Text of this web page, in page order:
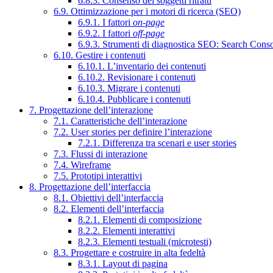
6.9. Ottimizzazione per i motori di ricerca (SEO)
6.9.1. I fattori on-page
6.9.2. I fattori off-page
6.9.3. Strumenti di diagnostica SEO: Search
6.10. Gestire i contenuti
6.10.1. L’inventario dei contenuti
6.10.2. Revisionare i contenuti
6.10.3. Migrare i contenuti
6.10.4. Pubblicare i contenuti
7. Progettazione dell’interazione
7.1. Caratteristiche dell’interazione
7.2. User stories per definire l’interazione
7.2.1. Differenza tra scenari e user stories
7.3. Flussi di interazione
7.4. Wireframe
7.5. Prototipi interattivi
8. Progettazione dell’interfaccia
8.1. Obiettivi dell’interfaccia
8.2. Elementi dell’interfaccia
8.2.1. Elementi di composizione
8.2.2. Elementi interattivi
8.2.3. Elementi testuali (microtesti)
8.3. Progettare e costruire in alta fedeltà
8.3.1. Layout di pagina